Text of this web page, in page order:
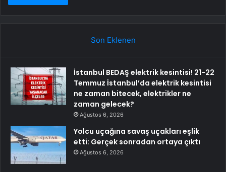
Son Eklenen
İstanbul BEDAŞ elektrik kesintisi! 21-22
Temmuz İstanbul’da elektrik kesintisi
ne zaman bitecek, elektrikler ne
zaman gelecek?
Ağustos 6, 2026
Yolcu uçağına savaş uçakları eşlik
etti: Gerçek sonradan ortaya çıktı
Ağustos 6, 2026